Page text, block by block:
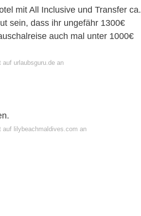
mit All Inclusive und Transfer ca.
sein, dass ihr ungefähr 1300€
auch mal unter 1000€
urlaubsguru.de an
auf lilybeachmaldives.com an